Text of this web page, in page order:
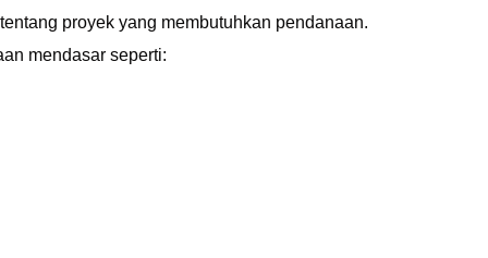
proyek yang membutuhkan pendanaan.
mendasar seperti: